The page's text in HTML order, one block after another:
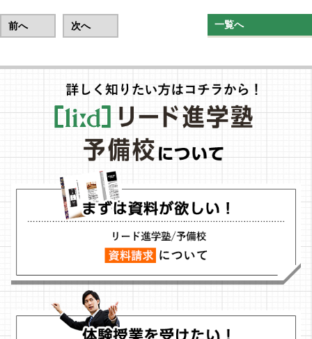
前へ 次へ 一覧へ